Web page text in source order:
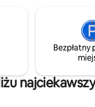
Bezpłatny